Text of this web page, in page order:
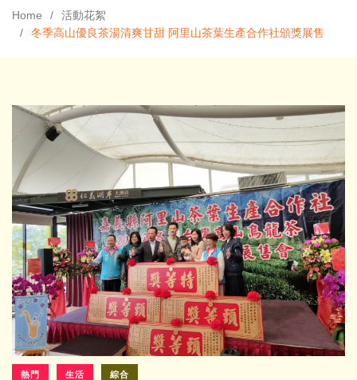
Home
活動花絮
冬季高山優良茶湯清爽甘甜 阿里山茶葉生產合作社頒獎展售
熱門 生活 綜合